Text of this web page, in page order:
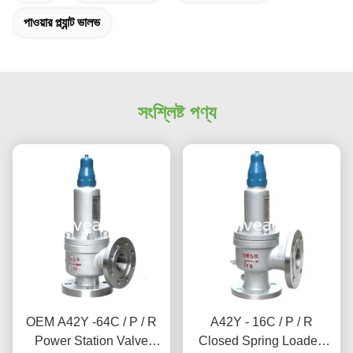
পাওয়ার প্ল্যান্ট ভালভ
সংশ্লিষ্ট পণ্য
OEM A42Y -64C / P / R
Power Station Valve
A42Y - 16C / P / R
Closed Spring Loaded